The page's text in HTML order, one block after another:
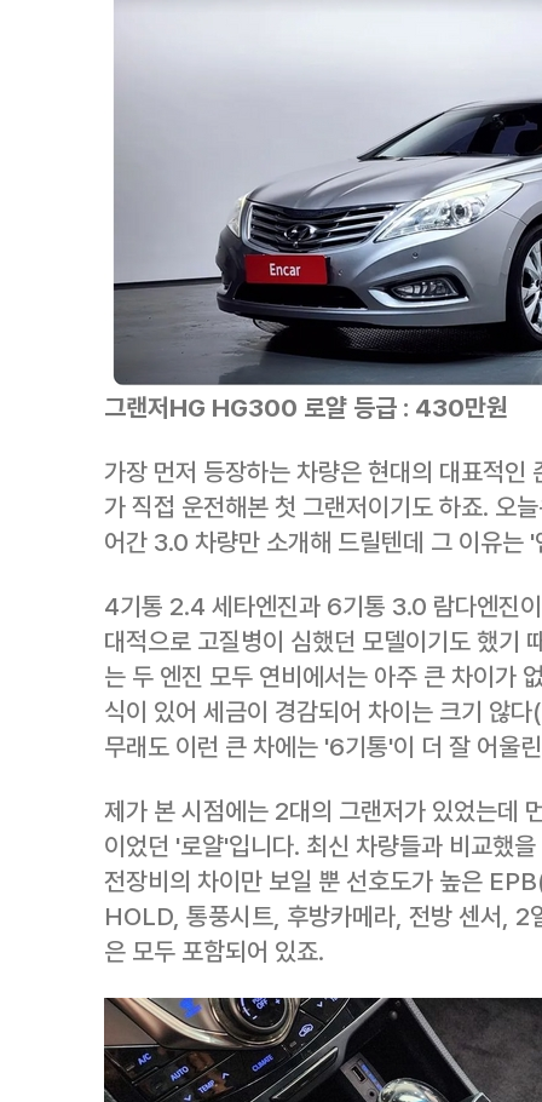
그랜저HG HG300 로얄 등급 : 430만원
가장 먼저 등장하는 차량은 현대의 대표적
가 직접 운전해본 첫 그랜저이기도 하죠. 오
어간 3.0 차량만 소개해 드릴텐데 그 이유는
4기통 2.4 세타엔진과 6기통 3.0 람다엔진
대적으로 고질병이 심했던 모델이기도 했기
는 두 엔진 모두 연비에서는 아주 큰 차이가
식이 있어 세금이 경감되어 차이는 크기 않
무래도 이런 큰 차에는 '6기통'이 더 잘 어울
제가 본 시점에는 2대의 그랜저가 있었는데
이었던 '로얄'입니다. 최신 차량들과 비교했
전장비의 차이만 보일 뿐 선호도가 높은
HOLD, 통풍시트, 후방카메라, 전방 센서, 2
은 모두 포함되어 있죠.